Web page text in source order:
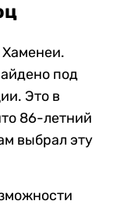
Хаменеи.
под
Это в
86-летний
выбрал эту